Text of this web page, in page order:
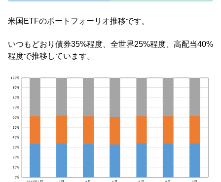
米国ETFのポートフォーリオ推移です。
いつもどおり債券35%程度、全世界25%程度、高配当40%
程度で推移しています。